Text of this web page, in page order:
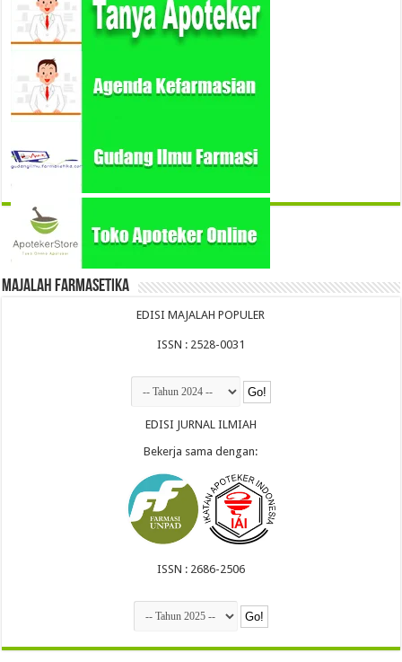
Majalah Farmasetika
EDISI MAJALAH POPULER
ISSN : 2528-0031
EDISI JURNAL ILMIAH
Bekerja sama dengan:
ISSN : 2686-2506